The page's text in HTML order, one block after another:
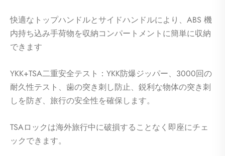
快適なトップハンドルとサイドハンドルにより、ABS 機
内持ち込み手荷物を収納コンパートメントに簡単に収納
できます
YKK+TSA二重安全テスト：YKK防爆ジッパー、3000回の
耐久性テスト、歯の突き刺し防止、鋭利な物体の突き刺
しを防ぎ、旅行の安全性を確保します。
TSAロックは海外旅行中に破損することなく即座にチェ
ックできます。